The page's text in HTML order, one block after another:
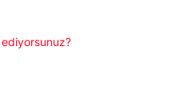
ediyorsunuz?